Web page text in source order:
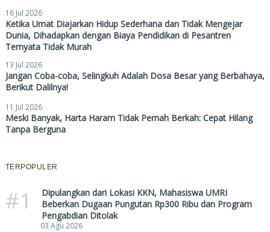
16 Jul 2026
Ketika Umat Diajarkan Hidup Sederhana dan Tidak Mengejar
Dunia, Dihadapkan dengan Biaya Pendidikan di Pesantren
Ternyata Tidak Murah
13 Jul 2026
Jangan Coba-coba, Selingkuh Adalah Dosa Besar yang Berbahaya,
Berikut Dalilnya!
11 Jul 2026
Meski Banyak, Harta Haram Tidak Pernah Berkah: Cepat Hilang
Tanpa Berguna
TERPOPULER
#1
Dipulangkan dari Lokasi KKN, Mahasiswa UMRI
Beberkan Dugaan Pungutan Rp300 Ribu dan Program
Pengabdian Ditolak
03 Agu 2026